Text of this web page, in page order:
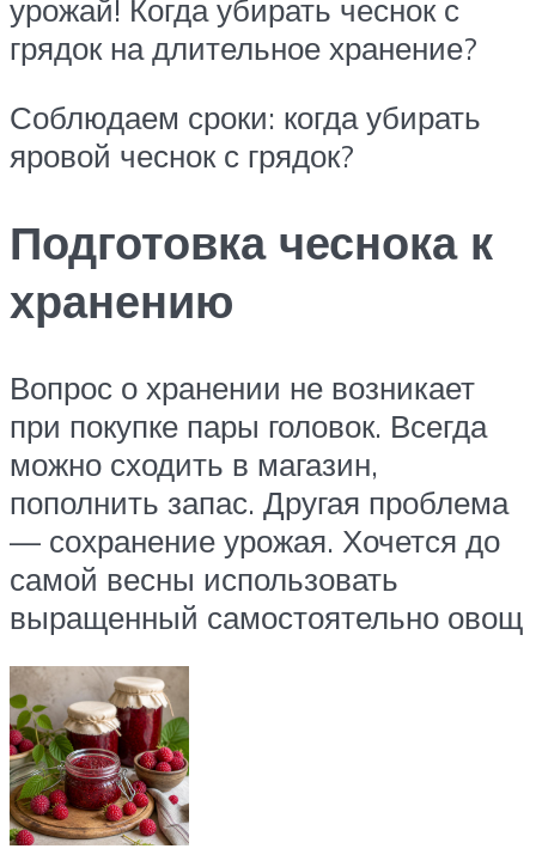
урожай! Когда убирать чеснок с
грядок на длительное хранение?
Соблюдаем сроки: когда убирать
яровой чеснок с грядок?
Подготовка чеснока к
хранению
Вопрос о хранении не возникает
при покупке пары головок. Всегда
можно сходить в магазин,
пополнить запас. Другая проблема
— сохранение урожая. Хочется до
самой весны использовать
выращенный самостоятельно овощ